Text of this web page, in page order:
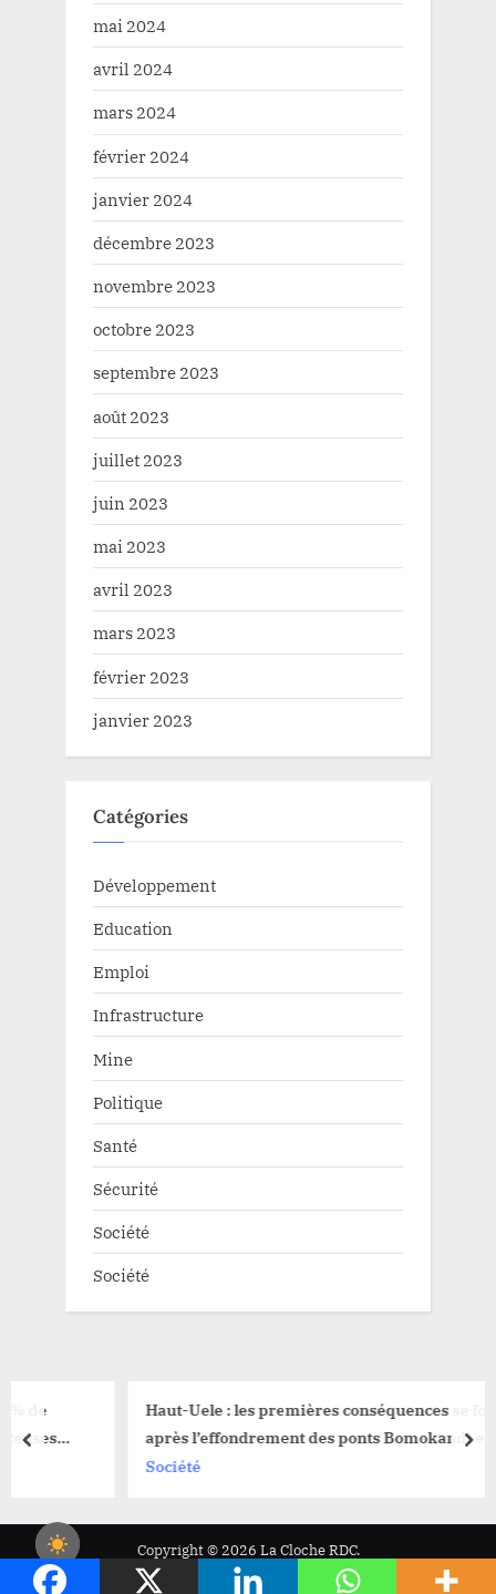
mai 2024
avril 2024
mars 2024
février 2024
janvier 2024
décembre 2023
novembre 2023
octobre 2023
septembre 2023
août 2023
juillet 2023
juin 2023
mai 2023
avril 2023
mars 2023
février 2023
janvier 2023
Catégories
Développement
Education
Emploi
Infrastructure
Mine
Politique
Santé
Sécurité
Société
Société
Haut-Uele : les premières conséquences se font sentir
après l’effondrement des ponts Bomokandi et Gada
prev
Copyright © 2026 La Cloche RDC.
Powered by
PressBook News WordPress theme